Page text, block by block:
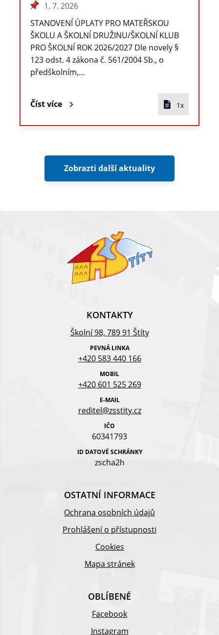
1. 7. 2026
STANOVENÍ ÚPLATY PRO MATEŘSKOU
ŠKOLU A ŠKOLNÍ DRUŽINU/ŠKOLNÍ KLUB
PRO ŠKOLNÍ ROK 2026/2027 Dle novely §
123 odst. 4 zákona č. 561/2004 Sb., o
předškolním,…
Číst více 1x
Zobrazti další aktuality
KONTAKTY
Školní 98, 789 91 Štíty
PEVNÁ LINKA
+420 583 440 166
MOBIL
+420 601 525 269
E-MAIL
reditel@zsstity.cz
IČO
60341793
ID DATOVÉ SCHRÁNKY
zscha2h
OSTATNÍ INFORMACE
Ochrana osobních údajů
Prohlášení o přístupnosti
Cookies
Mapa stránek
OBLÍBENÉ
Facebook
Instagram